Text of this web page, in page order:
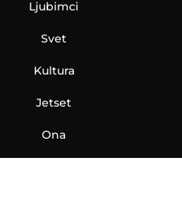
Ljubimci
Svet
Kultura
Jetset
Ona